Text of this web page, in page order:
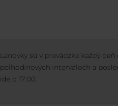
Slovenčina
INFORMÁCIE
JASNEJ UŽ ROKY
Lanovky sú v prevádzke každý deň
polhodinových intervaloch a
ide o 17:00.